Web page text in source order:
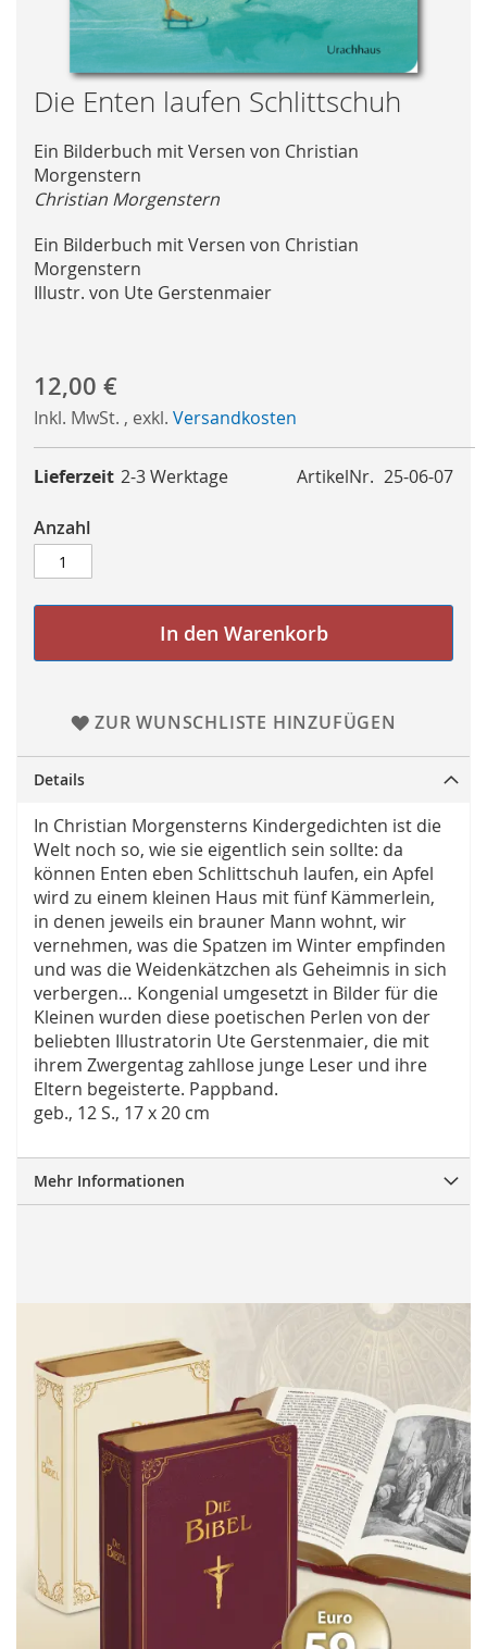
Skip
to
the
beginning
of
the
images
gallery
Die Enten laufen Schlittschuh
Ein Bilderbuch mit Versen von Christian
Morgenstern
Christian Morgenstern
Ein Bilderbuch mit Versen von Christian
Morgenstern
Illustr. von Ute Gerstenmaier
12,00 €
Inkl. MwSt. , exkl. Versandkosten
ArtikelNr. 25-06-07
Lieferzeit 2-3 Werktage
Anzahl
In den Warenkorb
ZUR WUNSCHLISTE HINZUFÜGEN
Details
In Christian Morgensterns Kindergedichten ist die
Welt noch so, wie sie eigentlich sein sollte: da
können Enten eben Schlittschuh laufen, ein Apfel
wird zu einem kleinen Haus mit fünf Kämmerlein,
in denen jeweils ein brauner Mann wohnt, wir
vernehmen, was die Spatzen im Winter empfinden
und was die Weidenkätzchen als Geheimnis in sich
verbergen… Kongenial umgesetzt in Bilder für die
Kleinen wurden diese poetischen Perlen von der
beliebten Illustratorin Ute Gerstenmaier, die mit
ihrem Zwergentag zahllose junge Leser und ihre
Eltern begeisterte. Pappband.
geb., 12 S., 17 x 20 cm
Mehr Informationen